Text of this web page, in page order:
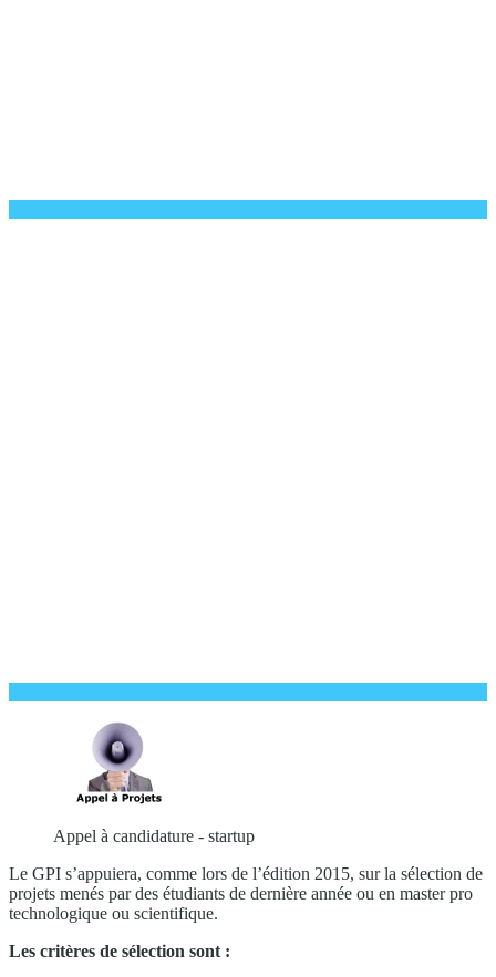
Appel à candidature - startup
Le GPI s’appuiera, comme lors de l’édition 2015, sur la sélection de
projets menés par des étudiants de dernière année ou en master pro
technologique ou scientifique.
Les critères de sélection sont :